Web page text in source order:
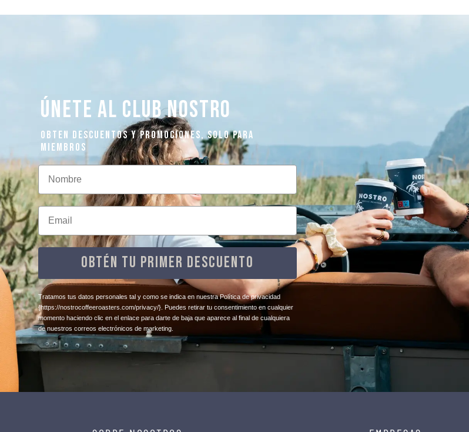
ÚNETE AL CLUB NOSTRO
OBTEN DESCUENTOS Y PROMOCIONES, SOLO PARA
MIEMBROS
Nombre
Email
OBTÉN TU PRIMER DESCUENTO
​Tratamos tus datos personales tal y como se indica en nuestra Política de privacidad
{https://nostrocoffeeroasters.com/privacy/}. Puedes retirar tu consentimiento en cualquier
momento haciendo clic en el enlace para darte de baja que aparece al final de cualquiera
de nuestros correos electrónicos de marketing.